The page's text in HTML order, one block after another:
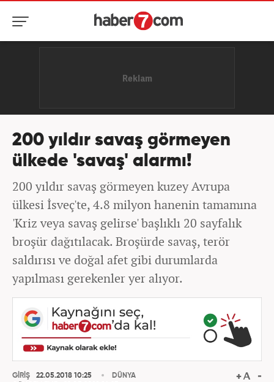
200 yıldır savaş görmeyen
ülkede 'savaş' alarmı!
200 yıldır savaş görmeyen kuzey Avrupa
ülkesi İsveç'te, 4.8 milyon hanenin tamamına
'Kriz veya savaş gelirse' başlıklı 20 sayfalık
broşür dağıtılacak. Broşürde savaş, terör
saldırısı ve doğal afet gibi durumlarda
yapılması gerekenler yer alıyor.
GİRİŞ
22.05.2018 10:25
DÜNYA